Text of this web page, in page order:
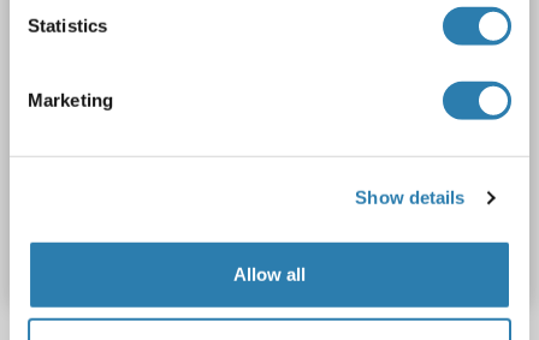
Statistics
Marketing
Show details
Allow all